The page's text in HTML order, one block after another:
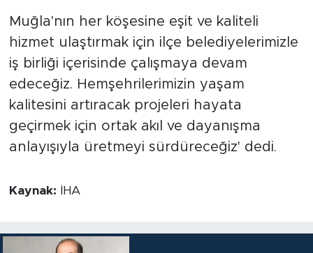
Muğla'nın her köşesine eşit ve kaliteli
hizmet ulaştırmak için ilçe belediyelerimizle
iş birliği içerisinde çalışmaya devam
edeceğiz. Hemşehrilerimizin yaşam
kalitesini artıracak projeleri hayata
geçirmek için ortak akıl ve dayanışma
anlayışıyla üretmeyi sürdüreceğiz' dedi.
Kaynak: İHA